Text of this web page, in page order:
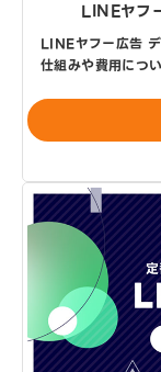
LINEヤフ
LINEヤフー広告
仕組みや費用につ